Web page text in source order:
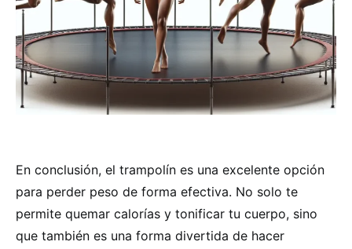
En conclusión, el trampolín es una excelente opción
para perder peso de forma efectiva. No solo te
permite quemar calorías y tonificar tu cuerpo, sino
que también es una forma divertida de hacer